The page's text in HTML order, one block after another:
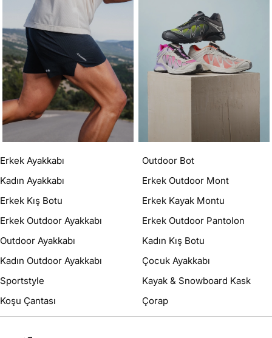
Erkek Ayakkabı
Outdoor Bot
Kadın Ayakkabı
Erkek Outdoor Mont
Erkek Kış Botu
Erkek Kayak Montu
Erkek Outdoor Ayakkabı
Erkek Outdoor Pantolon
Outdoor Ayakkabı
Kadın Kış Botu
Kadın Outdoor Ayakkabı
Çocuk Ayakkabı
Sportstyle
Kayak & Snowboard Kask
Koşu Çantası
Çorap